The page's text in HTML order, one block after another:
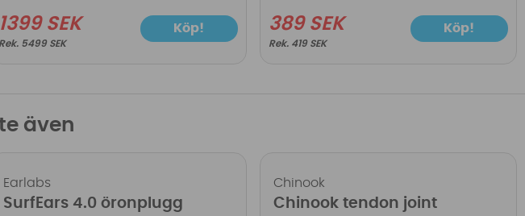
1399 SEK
5499 SEK
Köp! 389 SEK
419 SEK
Köp!
även
Earlabs
SurfEars 4.0 öronplugg
Chinook
Chinook tendon joint